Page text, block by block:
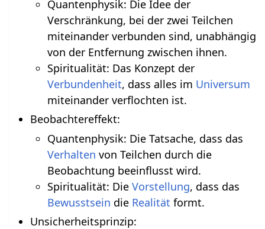
Quantenphysik: Die Idee der
Verschränkung, bei der zwei Teilchen
miteinander verbunden sind, unabhängig
von der Entfernung zwischen ihnen.
Spiritualität: Das Konzept der
Verbundenheit, dass alles im Universum
miteinander verflochten ist.
Beobachtereffekt:
Quantenphysik: Die Tatsache, dass das
Verhalten von Teilchen durch die
Beobachtung beeinflusst wird.
Spiritualität: Die Vorstellung, dass das
Bewusstsein die Realität formt.
Unsicherheitsprinzip: